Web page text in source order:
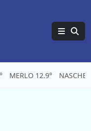
MERLO 12.9°